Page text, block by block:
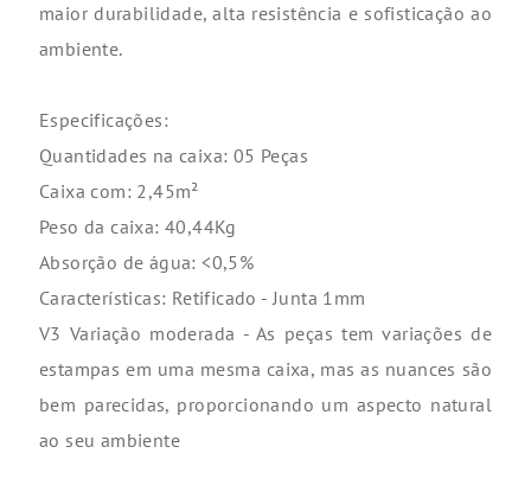
maior durabilidade, alta resistência e sofisticação ao
ambiente.
Especificações:
Quantidades na caixa: 05 Peças
Caixa com: 2,45m²
Peso da caixa: 40,44Kg
Absorção de água: <0,5%
Características: Retificado - Junta 1mm
V3 Variação moderada - As peças tem variações de
estampas em uma mesma caixa, mas as nuances são
bem parecidas, proporcionando um aspecto natural
ao seu ambiente